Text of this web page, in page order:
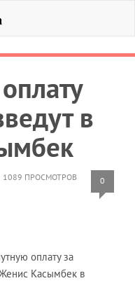
в
1089 ПРОСМОТРОВ 0
оплату за
Касымбек в